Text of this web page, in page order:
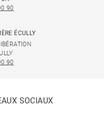
90
ÉCULLY
90
SOCIAUX